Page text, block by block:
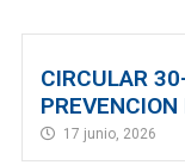
CIRCULAR
17 junio, 2026